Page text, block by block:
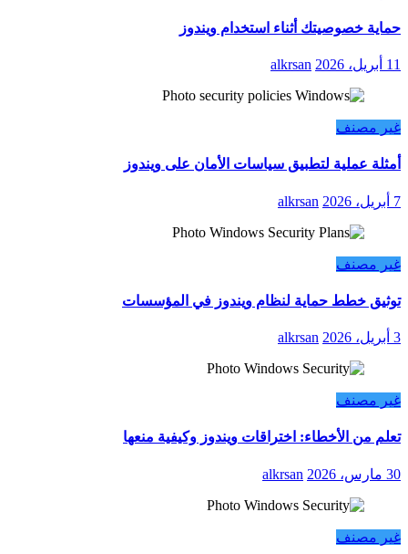
حماية خصوصيتك أثناء استخدام ويندوز
11 أبريل، 2026 alkrsan
غير مصنف
أمثلة عملية لتطبيق سياسات الأمان على ويندوز
7 أبريل، 2026 alkrsan
غير مصنف
توثيق خطط حماية لنظام ويندوز في المؤسسات
3 أبريل، 2026 alkrsan
غير مصنف
تعلم من الأخطاء: اختراقات ويندوز وكيفية منعها
30 مارس، 2026 alkrsan
غير مصنف